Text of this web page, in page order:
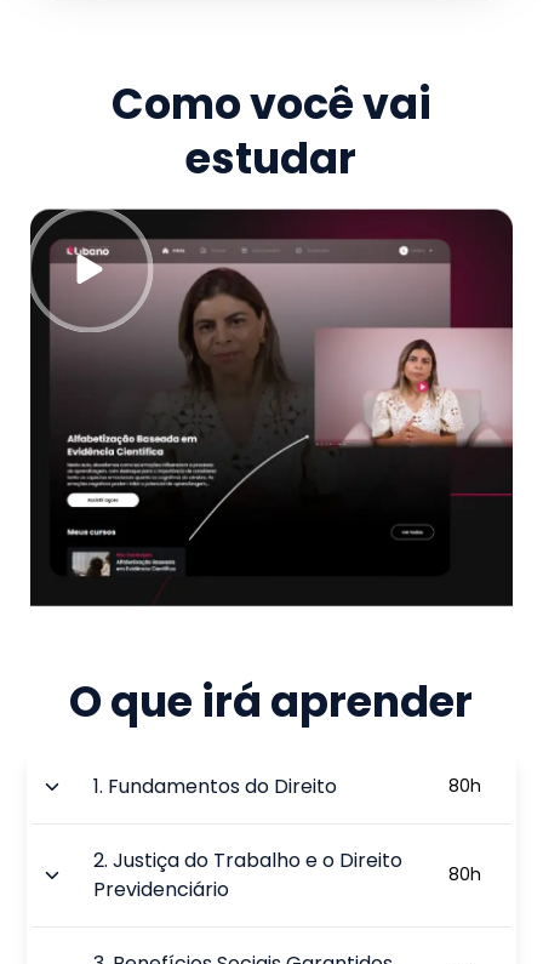
Como você vai
estudar
O que irá aprender
1. Fundamentos do Direito 80h
2.Justiça do Trabalho e o Direito
Previdenciário
80h